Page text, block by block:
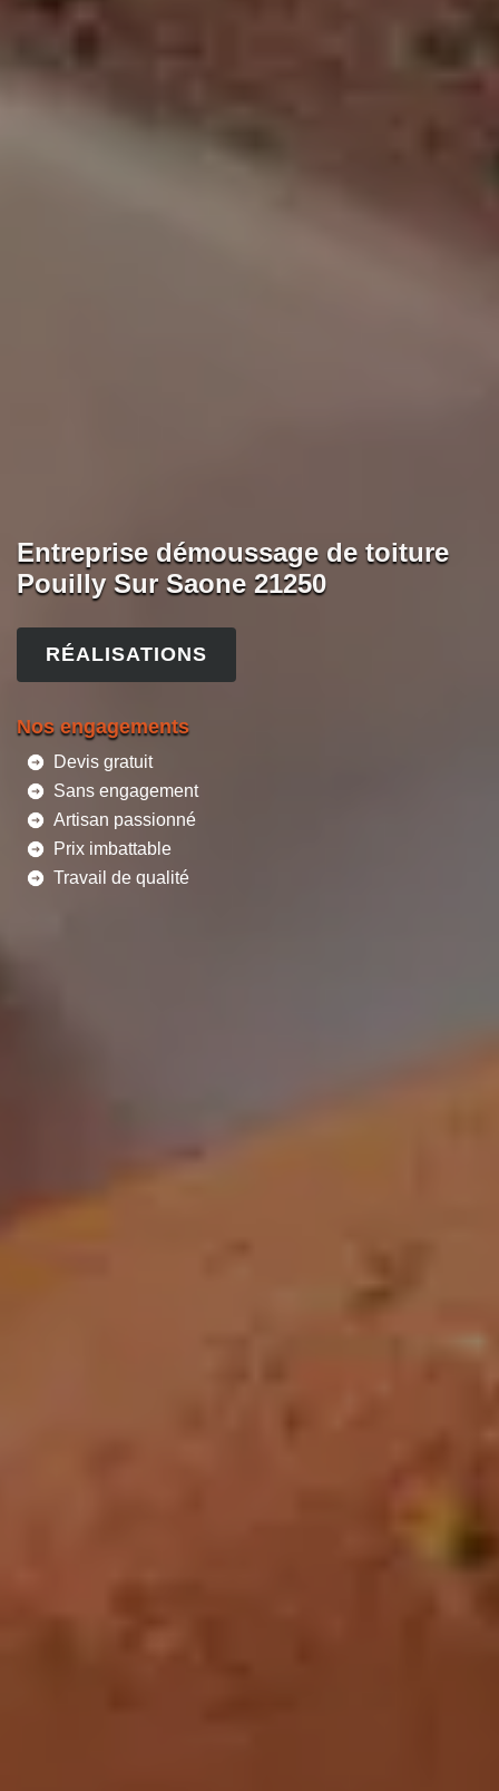
Entreprise démoussage de toiture
Pouilly Sur Saone 21250
RÉALISATIONS
Nos engagements
Devis gratuit
Sans engagement
Artisan passionné
Prix imbattable
Travail de qualité